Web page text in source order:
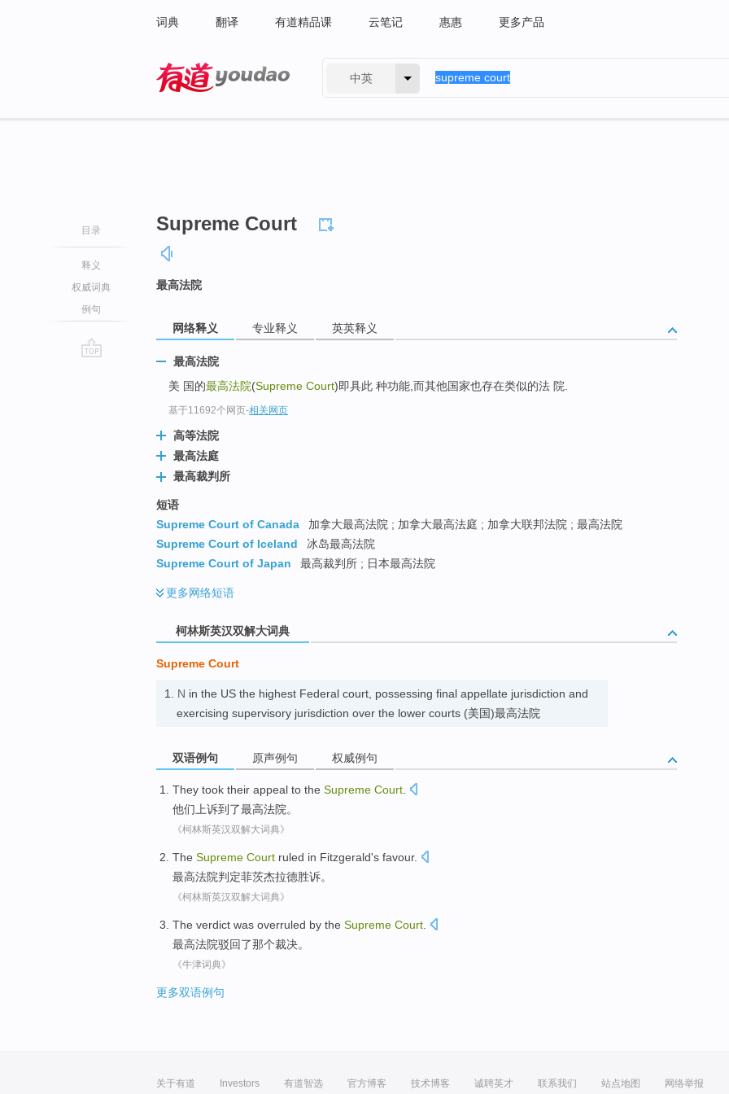
词典 翻译 有道精品课 云笔记 惠惠 更多产品
中英
目录
释义
权威词典
例句
Supreme Court
最高法院
网络释义 专业释义 英英释义
最高法院
美 国的最高法院(Supreme Court)即具此 种功能,而其他国家也存在类似的法 院.
基于11692个网页-相关网页
高等法院
最高法庭
最高裁判所
短语
Supreme Court of Canada
加拿大最高法院 ; 加拿大最高法庭 ; 加拿大联邦法院 ; 最高法院
Supreme Court of Iceland
冰岛最高法院
Supreme Court of Japan
最高裁判所 ; 日本最高法院
更多网络短语
柯林斯英汉双解大词典
Supreme Court
1. N in the US the highest Federal court, possessing final appellate jurisdiction and
exercising supervisory jurisdiction over the lower courts (美国)最高法院
双语例句 原声例句 权威例句
They took their appeal to the Supreme Court.
他们上诉到了最高法院。
《柯林斯英汉双解大词典》
The Supreme Court ruled in Fitzgerald's favour.
最高法院判定菲茨杰拉德胜诉。
《柯林斯英汉双解大词典》
The verdict was overruled by the Supreme Court
最高法院驳回了那个裁决。
《牛津词典》
更多双语例句
关于有道 Investors 有道智选 官方博客 技术博客 诚聘英才 联系我们 站点地图 网络举报